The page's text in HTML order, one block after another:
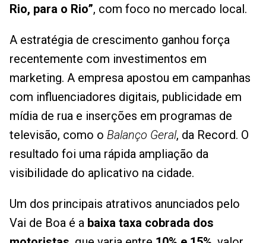
Rio, para o Rio”, com foco no mercado local.
A estratégia de crescimento ganhou força
recentemente com investimentos em
marketing. A empresa apostou em campanhas
com influenciadores digitais, publicidade em
mídia de rua e inserções em programas de
televisão, como o Balanço Geral, da Record. O
resultado foi uma rápida ampliação da
visibilidade do aplicativo na cidade.
Um dos principais atrativos anunciados pelo
Vai de Boa é a baixa taxa cobrada dos